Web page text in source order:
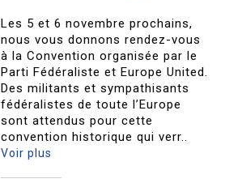
Les 5 et 6 novembre prochains,
nous vous donnons rendez-vous
à la Convention organisée par le
Parti Fédéraliste et Europe United.
Des militants et sympathisants
fédéralistes de toute l’Europe
sont attendus pour cette
convention historique qui verr..
Voir plus